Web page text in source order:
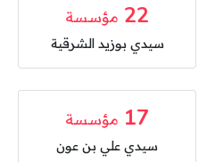
22 مؤسسة
سيدي بوزيد الشرقية
17 مؤسسة
سيدي علي بن عون